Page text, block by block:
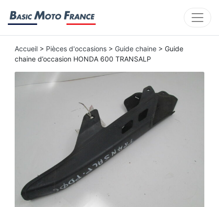
Accueil > Pièces d'occasions > Guide chaine > Guide
chaine d’occasion HONDA 600 TRANSALP